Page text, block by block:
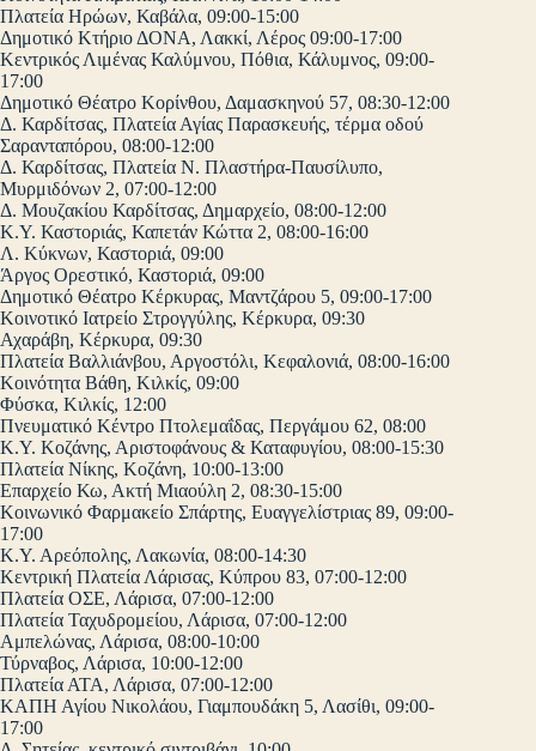
Πλατεία Ηρώων, Καβάλα, 09:00-15:00
Δημοτικό Κτήριο ΔΟΝΑ, Λακκί, Λέρος 09:00-17:00
Κεντρικός Λιμένας Καλύμνου, Πόθια, Κάλυμνος, 09:00-
17:00
Δημοτικό Θέατρο Κορίνθου, Δαμασκηνού 57, 08:30-12:00
Δ. Καρδίτσας, Πλατεία Αγίας Παρασκευής, τέρμα οδού
Σαρανταπόρου, 08:00-12:00
Δ. Καρδίτσας, Πλατεία Ν. Πλαστήρα-Παυσίλυπο,
Μυρμιδόνων 2, 07:00-12:00
Δ. Μουζακίου Καρδίτσας, Δημαρχείο, 08:00-12:00
Κ.Υ. Καστοριάς, Καπετάν Κώττα 2, 08:00-16:00
Λ. Κύκνων, Καστοριά, 09:00
Άργος Ορεστικό, Καστοριά, 09:00
Δημοτικό Θέατρο Κέρκυρας, Μαντζάρου 5, 09:00-17:00
Κοινοτικό Ιατρείο Στρογγύλης, Κέρκυρα, 09:30
Αχαράβη, Κέρκυρα, 09:30
Πλατεία Βαλλιάνβου, Αργοστόλι, Κεφαλονιά, 08:00-16:00
Κοινότητα Βάθη, Κιλκίς, 09:00
Φύσκα, Κιλκίς, 12:00
Πνευματικό Κέντρο Πτολεμαΐδας, Περγάμου 62, 08:00
Κ.Υ. Κοζάνης, Αριστοφάνους & Καταφυγίου, 08:00-15:30
Πλατεία Νίκης, Κοζάνη, 10:00-13:00
Επαρχείο Κω, Ακτή Μιαούλη 2, 08:30-15:00
Κοινωνικό Φαρμακείο Σπάρτης, Ευαγγελίστριας 89, 09:00-
17:00
Κ.Υ. Αρεόπολης, Λακωνία, 08:00-14:30
Κεντρική Πλατεία Λάρισας, Κύπρου 83, 07:00-12:00
Πλατεία ΟΣΕ, Λάρισα, 07:00-12:00
Πλατεία Ταχυδρομείου, Λάρισα, 07:00-12:00
Αμπελώνας, Λάρισα, 08:00-10:00
Τύρναβος, Λάρισα, 10:00-12:00
Πλατεία ΑΤΑ, Λάρισα, 07:00-12:00
ΚΑΠΗ Αγίου Νικολάου, Γιαμπουδάκη 5, Λασίθι, 09:00-
17:00